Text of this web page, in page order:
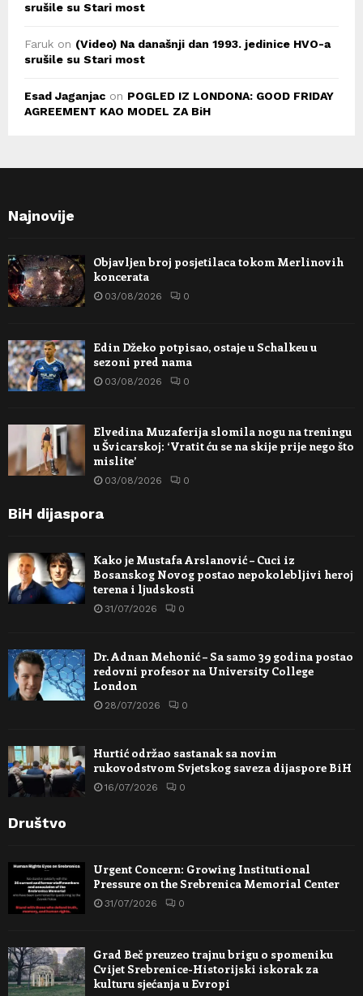
srušile su Stari most
Faruk on (Video) Na današnji dan 1993. jedinice HVO-a
srušile su Stari most
Esad Jaganjac on POGLED IZ LONDONA: GOOD FRIDAY
AGREEMENT KAO MODEL ZA BiH
Najnovije
Objavljen broj posjetilaca tokom Merlinovih
koncerata
03/08/2026 0
Edin Džeko potpisao, ostaje u Schalkeu u
sezoni pred nama
03/08/2026 0
Elvedina Muzaferija slomila nogu na treningu
u Švicarskoj: ‘Vratit ću se na skije prije nego što
mislite’
03/08/2026 0
BiH dijaspora
Kako je Mustafa Arslanović – Cuci iz
Bosanskog Novog postao nepokolebljivi heroj
terena i ljudskosti
31/07/2026 0
Dr. Adnan Mehonić – Sa samo 39 godina postao
redovni profesor na University College
London
28/07/2026 0
Hurtić održao sastanak sa novim
rukovodstvom Svjetskog saveza dijaspore BiH
16/07/2026 0
Društvo
Urgent Concern: Growing Institutional
Pressure on the Srebrenica Memorial Center
31/07/2026 0
Grad Beč preuzeo trajnu brigu o spomeniku
Cvijet Srebrenice-Historijski iskorak za
kulturu sjećanja u Evropi